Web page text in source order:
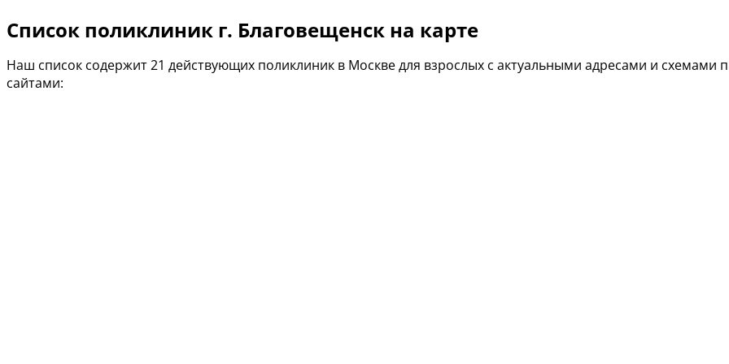
Список поликлиник г. Благовещенск на карте
Наш список содержит 21 действующих поликлиник в Москве для взрослых с актуальными адресами и
сайтами: